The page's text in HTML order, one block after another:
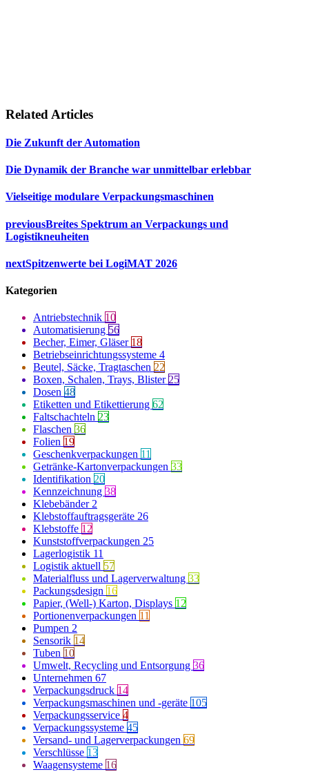
Related Articles
Die Zukunft der Automation
Die Dynamik der Branche war unmittelbar erlebbar
Vielseitige modulare Verpackungsmaschinen
previousBreites Spektrum an Verpackungs und
Logistikneuheiten
nextSpitzenwerte bei LogiMAT 2026
Kategorien
Antriebstechnik 10
Automatisierung 56
Becher, Eimer, Gläser 18
Betriebseinrichtungssysteme 4
Beutel, Säcke, Tragtaschen 22
Boxen, Schalen, Trays, Blister 25
Dosen 48
Etiketten und Etikettierung 62
Faltschachteln 23
Flaschen 36
Folien 19
Geschenkverpackungen 11
Getränke-Kartonverpackungen 33
Identifikation 20
Kennzeichnung 38
Klebebänder 2
Klebstoffauftragsgeräte 26
Klebstoffe 12
Kunststoffverpackungen 25
Lagerlogistik 11
Logistik aktuell 57
Materialfluss und Lagerverwaltung 33
Packungsdesign 16
Papier, (Well-) Karton, Displays 12
Portionenverpackungen 11
Pumpen 2
Sensorik 14
Tuben 10
Umwelt, Recycling und Entsorgung 36
Unternehmen 67
Verpackungsdruck 14
Verpackungsmaschinen und -geräte 105
Verpackungsservice 4
Verpackungssysteme 45
Versand- und Lagerverpackungen 69
Verschlüsse 13
Waagensysteme 16